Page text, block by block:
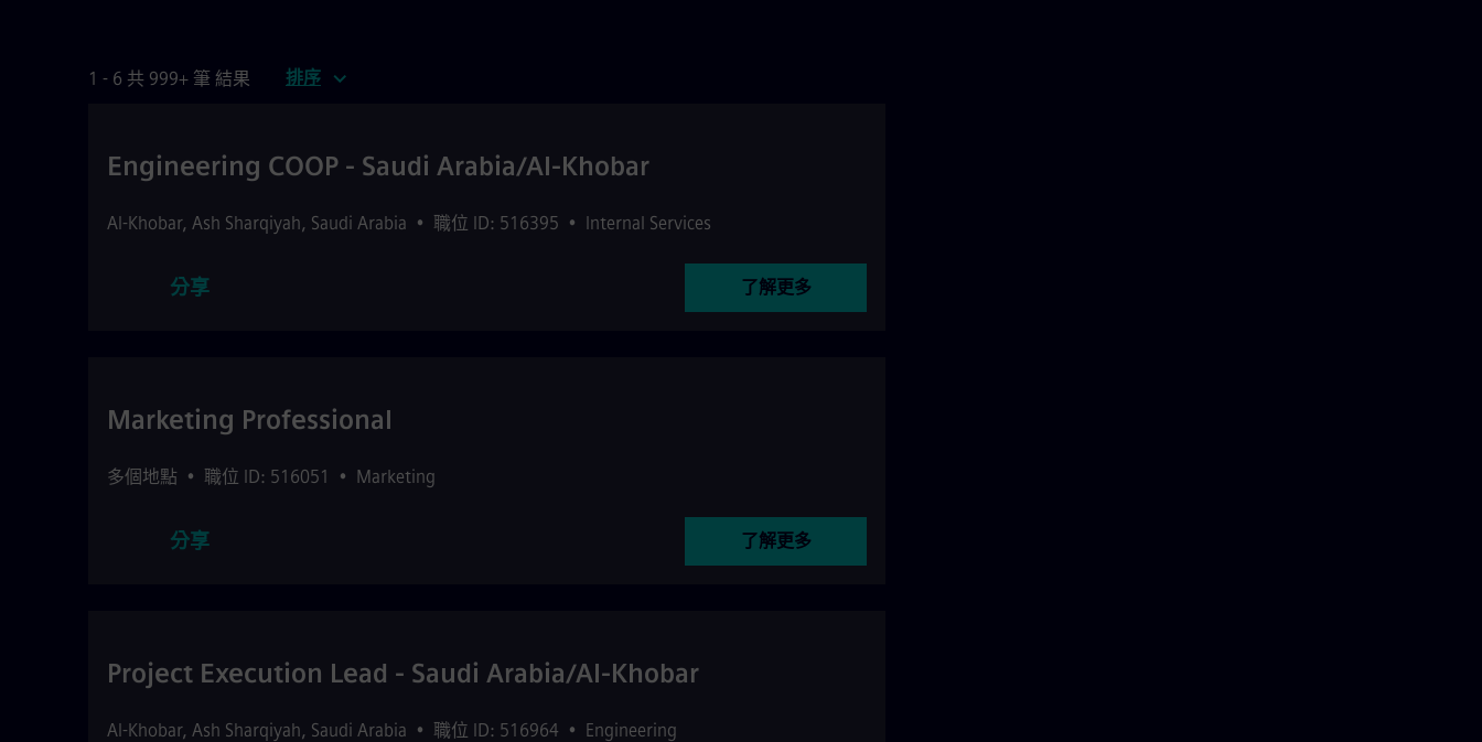
1 - 6 共 999+ 筆 結果 排序
Engineering COOP - Saudi Arabia/Al-Khobar
Al-Khobar, Ash Sharqiyah, Saudi Arabia • 職位 ID: 516395 • Internal Services
分享 了解更多
Marketing Professional
多個地點 • 職位 ID: 516051 • Marketing
分享 了解更多
Project Execution Lead - Saudi Arabia/Al-Khobar
Al-Khobar, Ash Sharqiyah, Saudi Arabia • 職位 ID: 516964 • Engineering